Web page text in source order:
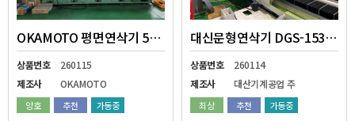
OKAMOTO 평면연삭기 500X1500MM
상품번호
260115
제조사
OKAMOTO
양호 추천 가동중
대신문형연삭기 DGS-15300 2S
상품번호
260114
제조사
대산기계공업 주
최상 추천 가동중